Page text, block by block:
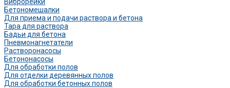
Бетономешалки
Для приема и подачи раствора и бетона
Тара для раствора
Бадьи для бетона
Пневмонагнетатели
Растворонасосы
Бетононасосы
Для обработки полов
Для отделки деревянных полов
Для обработки бетонных полов